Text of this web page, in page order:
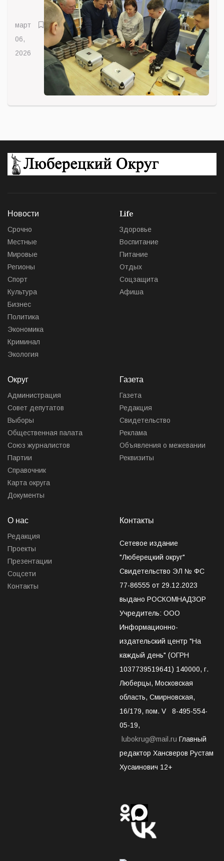
март
06,
2026
Новости
Срочно
Местные
Мировые
Регионы
Спорт
Культура
Бизнес
Политика
Экономика
Криминал
Экология
Life
Здоровье
Воспитание
Питание
Отдых
Соцзащита
Афиша
Округ
Администрация
Совет депутатов
Выборы
Общественная палата
Союз журналистов
Партии
Справочник
Карта округа
Документы
Газета
Газета
Редакция
Свидетельство
Реклама
Объявления о межевании
Реквизиты
О нас
Редакция
Проекты
Презентации
Соцсети
Контакты
Контакты
Сетевое издание
"Люберецкий округ"
Свидетельство ЭЛ № ФС
77-86555 от 29.12.2023
выдано РОСКОМНАДЗОР
Учредитель: ООО
Информационно-
издательский центр "На
каждый день" (ОГРН
1037739519641) 140000, г.
Люберцы, Московская
область, Смирновская,
16/179, пом. V 8-495-554-
05-19,
lubokrug@mail.ru Главный
редактор Хансверов Рустам
Хусаинович 12+